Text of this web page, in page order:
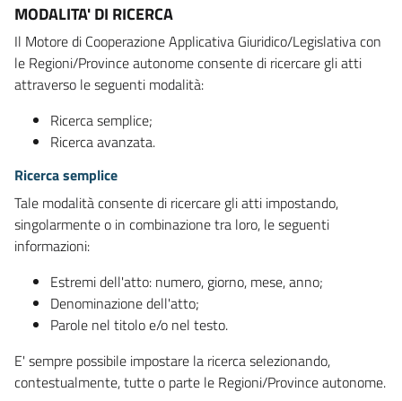
MODALITA' DI RICERCA
Il Motore di Cooperazione Applicativa Giuridico/Legislativa con
le Regioni/Province autonome consente di ricercare gli atti
attraverso le seguenti modalità:
Ricerca semplice;
Ricerca avanzata.
Ricerca semplice
Tale modalità consente di ricercare gli atti impostando,
singolarmente o in combinazione tra loro, le seguenti
informazioni:
Estremi dell'atto: numero, giorno, mese, anno;
Denominazione dell'atto;
Parole nel titolo e/o nel testo.
E' sempre possibile impostare la ricerca selezionando,
contestualmente, tutte o parte le Regioni/Province autonome.